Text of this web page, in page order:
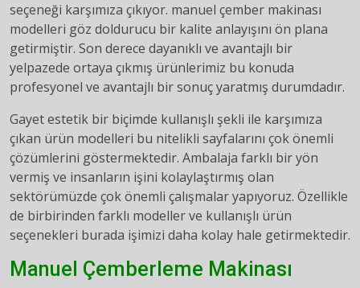
seçeneği karşımıza çıkıyor. manuel çember makinası
modelleri göz doldurucu bir kalite anlayışını ön plana
getirmiştir. Son derece dayanıklı ve avantajlı bir
yelpazede ortaya çıkmış ürünlerimiz bu konuda
profesyonel ve avantajlı bir sonuç yaratmış durumdadır.
Gayet estetik bir biçimde kullanışlı şekli ile karşımıza
çıkan ürün modelleri bu nitelikli sayfalarını çok önemli
çözümlerini göstermektedir. Ambalaja farklı bir yön
vermiş ve insanların işini kolaylaştırmış olan
sektörümüzde çok önemli çalışmalar yapıyoruz. Özellikle
de birbirinden farklı modeller ve kullanışlı ürün
seçenekleri burada işimizi daha kolay hale getirmektedir.
Manuel Çemberleme Makinası